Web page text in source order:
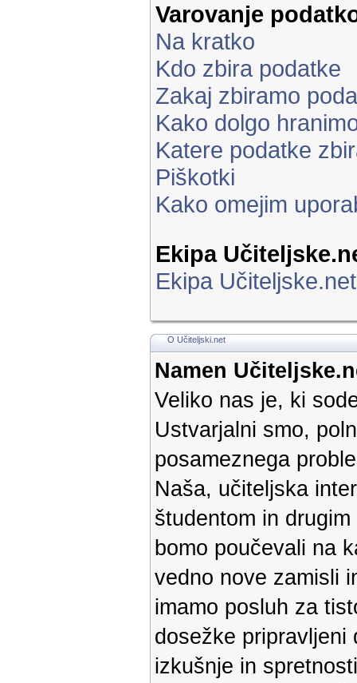
Varovanje
Na kratko
Kdo zbira podatke
Zakaj zbiramo
Kako dolgo
Katere podatke
Piškotki
Kako omejim
Ekipa
Ekipa Učiteljske.net
O Učiteljski.net
Namen
Veliko nas je, ki
Ustvarjalni smo,
posameznega
Naša, učiteljska
študentom in
bomo poučevali na
vedno nove zamisli
imamo posluh za
dosežke pripravljeni
izkušnje in